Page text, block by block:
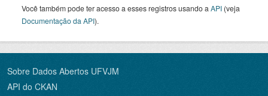
Você também pode ter acesso a esses registros usando a API (veja
Documentação da API).
Sobre Dados Abertos UFVJM
API do CKAN